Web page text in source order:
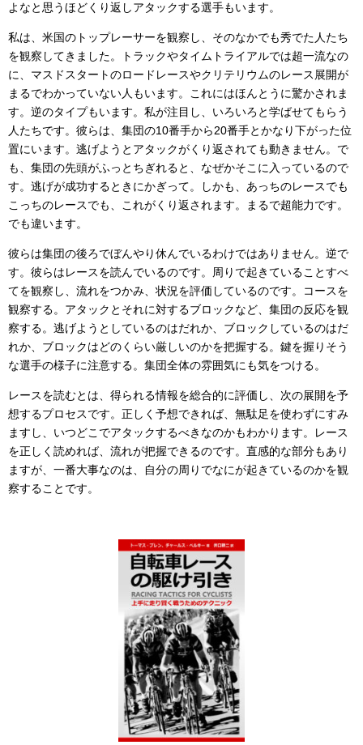
よなと思うほどくり返しアタックする選手もいます。
私は、米国のトップレーサーを観察し、そのなかでも秀でた人たち
を観察してきました。トラックやタイムトライアルでは超一流なの
に、マスドスタートのロードレースやクリテリウムのレース展開が
まるでわかっていない人もいます。これにはほんとうに驚かされま
す。逆のタイプもいます。私が注目し、いろいろと学ばせてもらう
人たちです。彼らは、集団の10番手から20番手とかなり下がった位
置にいます。逃げようとアタックがくり返されても動きません。で
も、集団の先頭がふっとちぎれると、なぜかそこに入っているので
す。逃げが成功するときにかぎって。しかも、あっちのレースでも
こっちのレースでも、これがくり返されます。まるで超能力です。
でも違います。
彼らは集団の後ろでぼんやり休んでいるわけではありません。逆で
す。彼らはレースを読んでいるのです。周りで起きていることすべ
てを観察し、流れをつかみ、状況を評価しているのです。コースを
観察する。アタックとそれに対するブロックなど、集団の反応を観
察する。逃げようとしているのはだれか、ブロックしているのはだ
れか、ブロックはどのくらい厳しいのかを把握する。鍵を握りそう
な選手の様子に注意する。集団全体の雰囲気にも気をつける。
レースを読むとは、得られる情報を総合的に評価し、次の展開を予
想するプロセスです。正しく予想できれば、無駄足を使わずにすみ
ますし、いつどこでアタックするべきなのかもわかります。レース
を正しく読めれば、流れが把握できるのです。直感的な部分もあり
ますが、一番大事なのは、自分の周りでなにが起きているのかを観
察することです。